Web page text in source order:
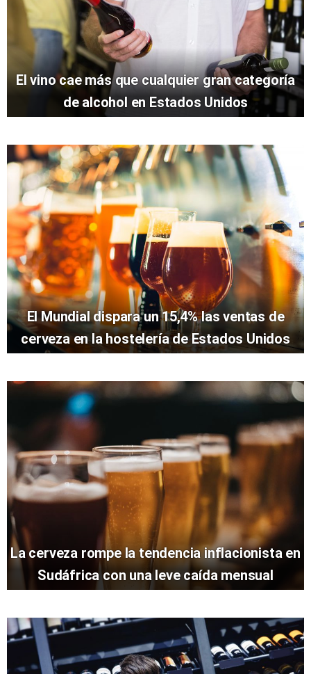
El vino cae más que cualquier gran categoría
de alcohol en Estados Unidos
El Mundial dispara un 15,4% las ventas de
cerveza en la hostelería de Estados Unidos
La cerveza rompe la tendencia inflacionista en
Sudáfrica con una leve caída mensual